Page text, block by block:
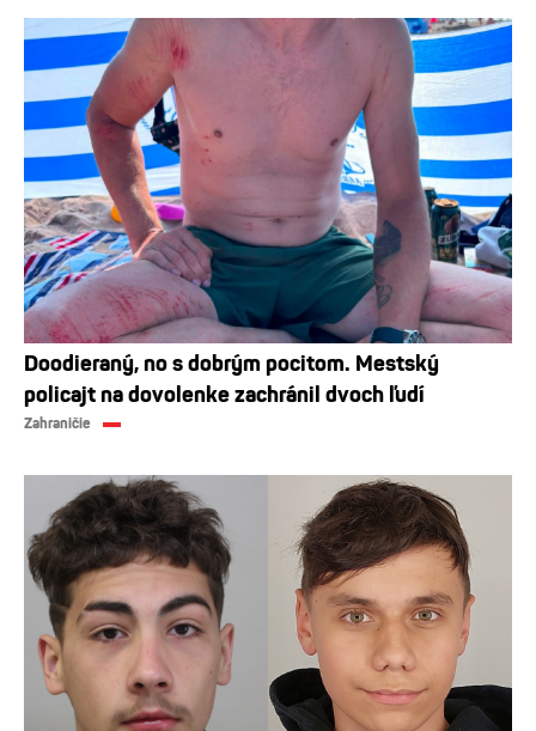
Doodieraný, no s dobrým pocitom. Mestský
policajt na dovolenke zachránil dvoch ľudí
Zahraničie